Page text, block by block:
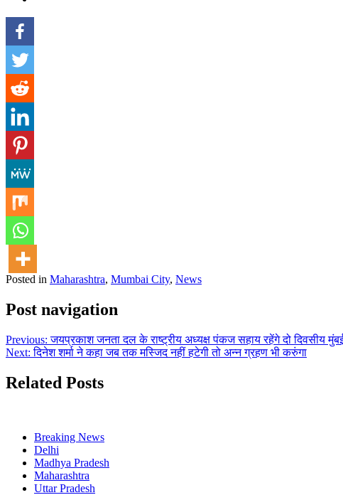
Posted in Maharashtra, Mumbai City, News
Post navigation
Previous: जयप्रकाश जनता दल के राष्ट्रीय अध्यक्ष पंकज सहाय रहेंगे दो दिवसीय
Next: दिनेश शर्मा ने कहा जब तक मस्जिद नहीं हटेगी तो अन्न ग्रहण भी करुंगा
Related Posts
Breaking News
Delhi
Madhya Pradesh
Maharashtra
Uttar Pradesh